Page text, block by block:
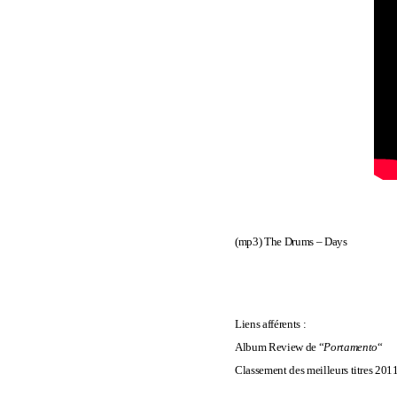
(mp3)The Drums – Days
Liens afférents :
Album Review de “Portamento“
Classement des meilleurs titres